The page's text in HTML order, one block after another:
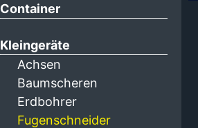
Container
Kleingeräte
Achsen
Baumscheren
Erdbohrer
Fugenschneider